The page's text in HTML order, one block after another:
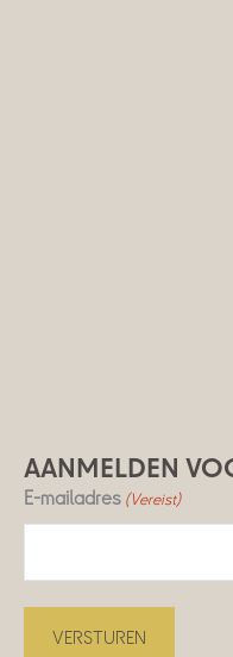
AANMELDEN
E-mailadres (Vereist)